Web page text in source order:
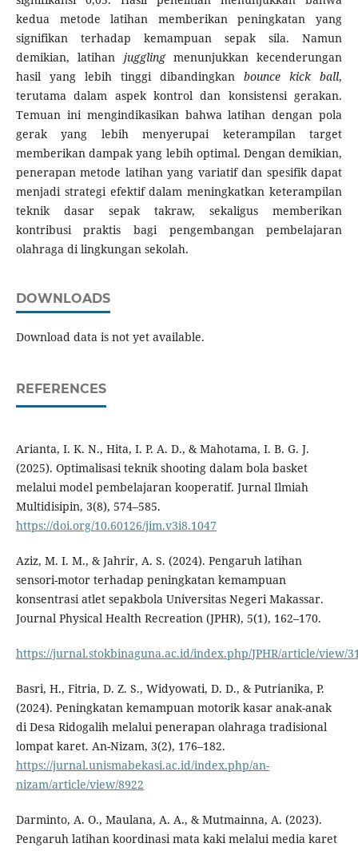
kedua metode latihan memberikan peningkatan yang
signifikan terhadap kemampuan sepak sila. Namun
demikian, latihan jugglingmenunjukkan kecenderungan
hasil yang lebih tinggi dibandingkanbounce kick ball,
terutama dalam aspek kontrol dan konsistensi gerakan.
Temuan ini mengindikasikan bahwa latihan dengan pola
gerak yang lebih menyerupai keterampilan target
memberikan dampak yang lebih optimal. Dengan demikian,
penerapan metode latihan yang variatif dan spesifik dapat
menjadi strategi efektif dalam meningkatkan keterampilan
teknik dasar sepak takraw, sekaligus memberikan
kontribusi praktis bagi pengembangan pembelajaran
olahraga di lingkungan sekolah.
DOWNLOADS
Download data is not yet available.
REFERENCES
Arianta, I. K. N., Hita, I. P. A. D., & Mahotama, I. B. G. J.
(2025). Optimalisasi teknik shooting dalam bola basket
melalui model pembelajaran kooperatif. Jurnal Ilmiah
Multidisipin, 3(8), 574–585.
https://doi.org/10.60126/jim.v3i8.1047
Aziz, M. I. M., & Jahrir, A. S. (2024). Pengaruh latihan
sensori-motor terhadap peningkatan kemampuan
konsentrasi atlet sepakbola Universitas Negeri Makassar.
Journal Physical Health Recreation (JPHR), 5(1), 162–170.
https://jurnal.stokbinaguna.ac.id/index.php/JPHR/article/view/
Basri, H., Fitria, D. Z. S., Widyowati, D. D., & Putrianika, P.
(2024). Peningkatan kemampuan motorik kasar anak-anak
di Desa Ridogalih melalui penerapan olahraga tradisional
lompat karet. An-Nizam, 3(2), 176–182.
https://jurnal.unismabekasi.ac.id/index.php/an-
nizam/article/view/8922
Darminto, A. O., Maulana, A. A., & Mutmainna, A. (2023).
Pengaruh latihan koordinasi mata kaki melalui media karet